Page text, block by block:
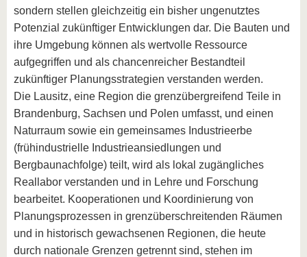
sondern stellen gleichzeitig ein bisher ungenutztes
Potenzial zukünftiger Entwicklungen dar. Die Bauten und
ihre Umgebung können als wertvolle Ressource
aufgegriffen und als chancenreicher Bestandteil
zukünftiger Planungsstrategien verstanden werden.
Die Lausitz, eine Region die grenzübergreifend Teile in
Brandenburg, Sachsen und Polen umfasst, und einen
Naturraum sowie ein gemeinsames Industrieerbe
(frühindustrielle Industrieansiedlungen und
Bergbaunachfolge) teilt, wird als lokal zugängliches
Reallabor verstanden und in Lehre und Forschung
bearbeitet. Kooperationen und Koordinierung von
Planungsprozessen in grenzüberschreitenden Räumen
und in historisch gewachsenen Regionen, die heute
durch nationale Grenzen getrennt sind, stehen im